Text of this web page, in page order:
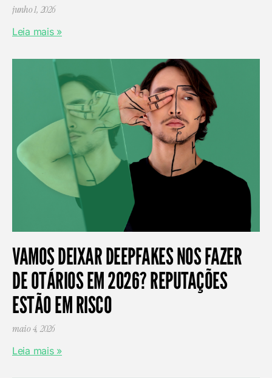
junho 1, 2026
Leia mais »
VAMOS DEIXAR DEEPFAKES NOS FAZER
DE OTÁRIOS EM 2026? REPUTAÇÕES
ESTÃO EM RISCO
maio 4, 2026
Leia mais »